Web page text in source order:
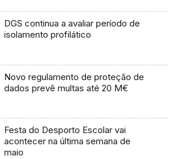
DGS continua a avaliar período de
isolamento profilático
Novo regulamento de proteção de
dados prevê multas até 20 M€
Festa do Desporto Escolar vai
acontecer na última semana de
maio